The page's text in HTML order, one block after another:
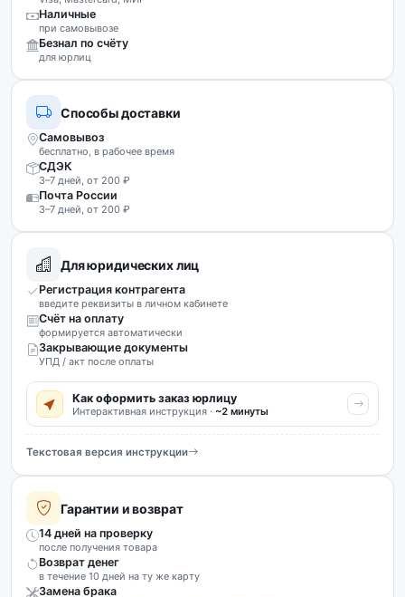
Наличные
при самовывозе
Безнал по счёту
для юрлиц
Способы доставки
Самовывоз
бесплатно, в рабочее время
СДЭК
3–7 дней, от 200 ₽
Почта России
3–7 дней, от 200 ₽
Для юридических лиц
Регистрация контрагента
введите реквизиты в личном кабинете
Счёт на оплату
формируется автоматически
Закрывающие документы
УПД / акт после оплаты
Как оформить заказ юрлицу
Интерактивная инструкция · ~2 минуты
Текстовая версия инструкции
Гарантии и возврат
14 дней на проверку
после получения товара
Возврат денег
в течение 10 дней на ту же карту
Замена брака